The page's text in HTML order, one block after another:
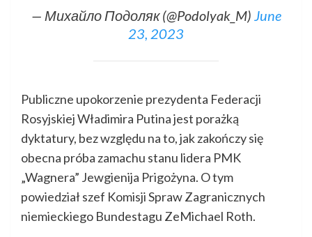
— Михайло Подоляк (@Podolyak_M) June
23, 2023
Publiczne upokorzenie prezydenta Federacji
Rosyjskiej Władimira Putina jest porażką
dyktatury, bez względu na to, jak zakończy się
obecna próba zamachu stanu lidera PMK
„Wagnera” Jewgienija Prigożyna. O tym
powiedział szef Komisji Spraw Zagranicznych
niemieckiego Bundestagu ZeMichael Roth.